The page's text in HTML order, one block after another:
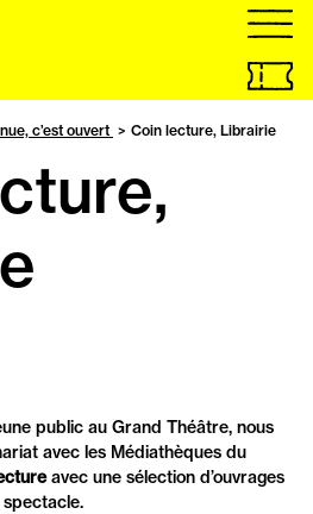
Billetterie
en
ligne,
menu
c’est ouvert Coin lecture, Librairie
public au Grand Théâtre, nous
avec les Médiathèques du
avec une sélection d’ouvrages